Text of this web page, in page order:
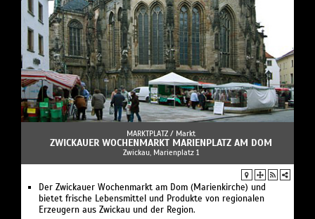
MARKTPLATZ / Markt
ZWICKAUER WOCHENMARKT MARIENPLATZ AM DOM
Zwickau, Marienplatz 1
Der Zwickauer Wochenmarkt am Dom (Marienkirche) und
bietet frische Lebensmittel und Produkte von regionalen
Erzeugern aus Zwickau und der Region.